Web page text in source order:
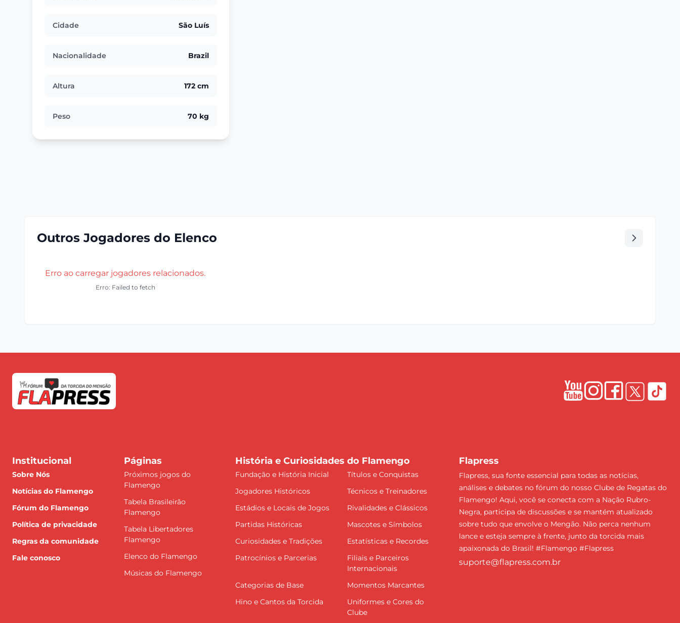
Cidade São Luís
Nacionalidade Brazil
Altura 172 cm
Peso 70 kg
Outros Jogadores do Elenco
Erro ao carregar jogadores relacionados.
Erro: Failed to fetch
Institucional
Sobre Nós
Notícias do Flamengo
Fórum do Flamengo
Política de privacidade
Regras da comunidade
Fale conosco
Páginas
Próximos jogos do
Flamengo
Tabela Brasileirão
Flamengo
Tabela Libertadores
Flamengo
Elenco do Flamengo
Músicas do Flamengo
História e Curiosidades do Flamengo
Fundação e História Inicial
Títulos e Conquistas
Jogadores Históricos
Técnicos e Treinadores
Estádios e Locais de Jogos
Rivalidades e Clássicos
Partidas Históricas
Mascotes e Símbolos
Curiosidades e Tradições
Estatísticas e Recordes
Patrocínios e Parcerias
Filiais e Parceiros
Internacionais
Categorias de Base
Momentos Marcantes
Hino e Cantos da Torcida
Uniformes e Cores do
Clube
Flapress
Flapress, sua fonte essencial para todas as notícias,
análises e debates no fórum do nosso Clube de Regatas do
Flamengo! Aqui, você se conecta com a Nação Rubro-
Negra, participa de discussões e se mantém atualizado
sobre tudo que envolve o Mengão. Não perca nenhum
lance e esteja sempre à frente, junto da torcida mais
apaixonada do Brasil! #Flamengo #Flapress
suporte@flapress.com.br